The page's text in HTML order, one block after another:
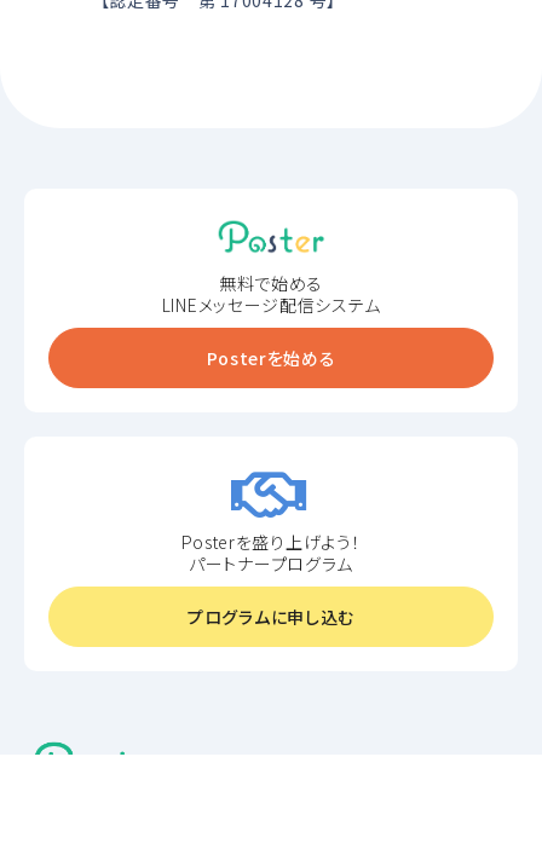
無料で始める
LINEメッセージ配信システム
Posterを始める
Posterを盛り上げよう！
パートナープログラム
プログラムに申し込む